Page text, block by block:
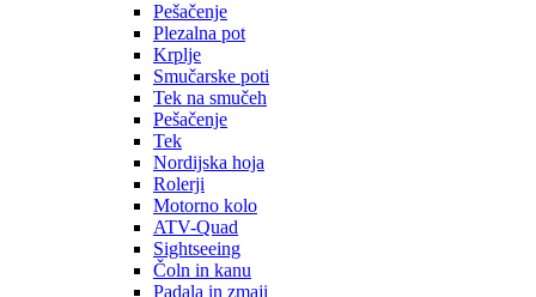
Pešačenje
Plezalna pot
Krplje
Smučarske poti
Tek na smučeh
Pešačenje
Tek
Nordijska hoja
Rolerji
Motorno kolo
ATV-Quad
Sightseeing
Čoln in kanu
Padala in zmaji